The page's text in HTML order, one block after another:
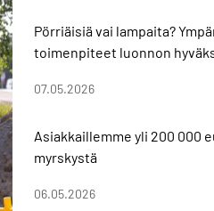
Pörriäisiä vai lampaita?
toimenpiteet luonnon
07.05.2026
Asiakkaillemme yli 200 000
myrskystä
06.05.2026